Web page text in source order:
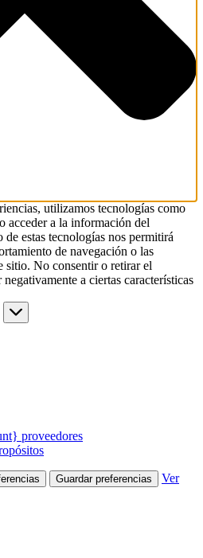
utilizamos tecnologías como
acceder a la información del
estas tecnologías nos permitirá
de navegación o las
sitio. No consentir o retirar el
a ciertas características
proveedores
Guardar preferencias
Ver